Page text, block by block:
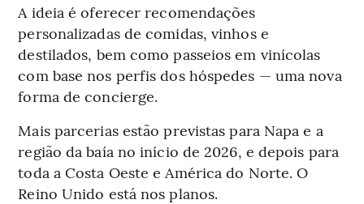
A ideia é oferecer recomendações
personalizadas de comidas, vinhos e
destilados, bem como passeios em vinícolas
com base nos perfis dos hóspedes — uma nova
forma de concierge.
Mais parcerias estão previstas para Napa e a
região da baía no início de 2026, e depois para
toda a Costa Oeste e América do Norte. O
Reino Unido está nos planos.